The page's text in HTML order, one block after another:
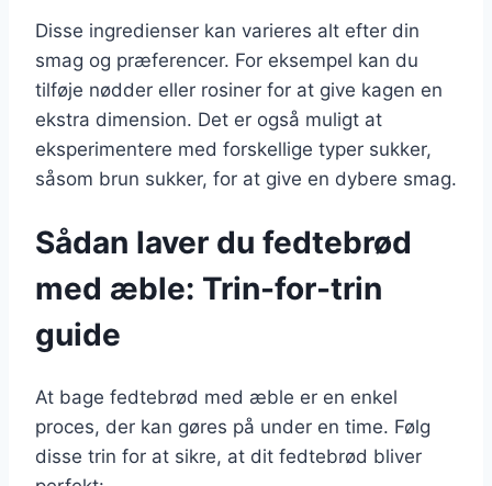
Disse ingredienser kan varieres alt efter din
smag og præferencer. For eksempel kan du
tilføje nødder eller rosiner for at give kagen en
ekstra dimension. Det er også muligt at
eksperimentere med forskellige typer sukker,
såsom brun sukker, for at give en dybere smag.
Sådan laver du fedtebrød
med æble: Trin-for-trin
guide
At bage fedtebrød med æble er en enkel
proces, der kan gøres på under en time. Følg
disse trin for at sikre, at dit fedtebrød bliver